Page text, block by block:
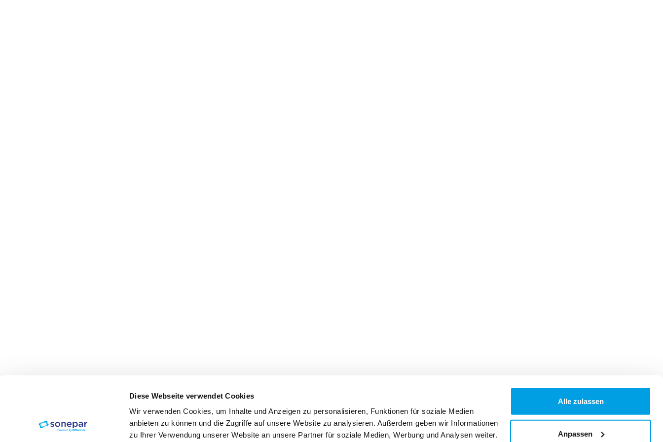
Diese Webseite verwendet Cookies
Wir verwenden Cookies, um Inhalte und Anzeigen zu personalisieren, Funktionen für soziale Medien
anbieten zu können und die Zugriffe auf unsere Website zu analysieren. Außerdem geben wir Informationen
zu Ihrer Verwendung unserer Website an unsere Partner für soziale Medien, Werbung und Analysen weiter.
Alle zulassen
Anpassen